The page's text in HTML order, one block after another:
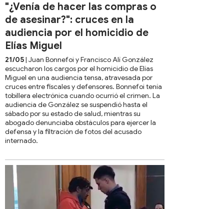
"¿Venía de hacer las compras o
de asesinar?": cruces en la
audiencia por el homicidio de
Elías Miguel
21/05| Juan Bonnefoi y Francisco Alí González
escucharon los cargos por el homicidio de Elías
Miguel en una audiencia tensa, atravesada por
cruces entre fiscales y defensores. Bonnefoi tenía
tobillera electrónica cuando ocurrió el crimen. La
audiencia de González se suspendió hasta el
sábado por su estado de salud, mientras su
abogado denunciaba obstáculos para ejercer la
defensa y la filtración de fotos del acusado
internado.